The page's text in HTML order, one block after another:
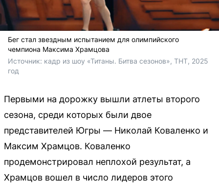
Бег стал звездным испытанием для олимпийского
чемпиона Максима Храмцова
Источник: кадр из шоу «Титаны. Битва сезонов», ТНТ, 2025
год
Первыми на дорожку вышли атлеты второго
сезона, среди которых были двое
представителей Югры — Николай Коваленко и
Максим Храмцов. Коваленко
продемонстрировал неплохой результат, а
Храмцов вошел в число лидеров этого